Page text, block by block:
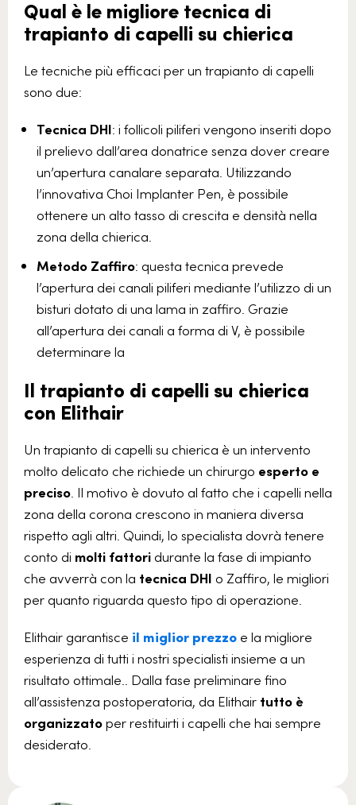
Qual è le migliore tecnica di
trapianto di capelli su chierica
Le tecniche più efficaci per un trapianto di capelli
sono due:
Tecnica DHI: i follicoli piliferi vengono inseriti dopo
il prelievo dall’area donatrice senza dover creare
un’apertura canalare separata. Utilizzando
l’innovativa Choi Implanter Pen, è possibile
ottenere un alto tasso di crescita e densità nella
zona della chierica.
Metodo Zaffiro: questa tecnica prevede
l’apertura dei canali piliferi mediante l’utilizzo di un
bisturi dotato di una lama in zaffiro. Grazie
all’apertura dei canali a forma di V, è possibile
determinare la
Il trapianto di capelli su chierica
con Elithair
Un trapianto di capelli su chierica è un intervento
molto delicato che richiede un chirurgo esperto e
preciso . Il motivo è dovuto al fatto che i capelli nella
zona della corona crescono in maniera diversa
rispetto agli altri. Quindi, lo specialista dovrà tenere
conto di molti fattoridurante la fase di impianto
che avverrà con la tecnica DHI o Zaffiro, le migliori
per quanto riguarda questo tipo di operazione.
Elithair garantisce il miglior prezzo e la migliore
esperienza di tutti i nostri specialisti insieme a un
risultato ottimale.. Dalla fase preliminare fino
all’assistenza postoperatoria, da Elithair tutto è
organizzatoper restituirti i capelli che hai sempre
desiderato.